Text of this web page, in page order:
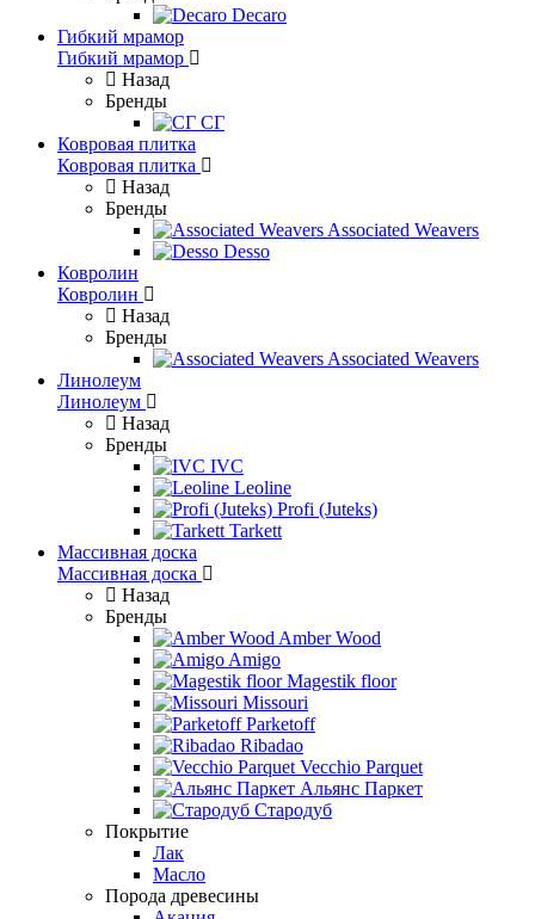
Decaro
Гибкий мрамор
Гибкий мрамор
Назад
Бренды
СГ
Ковровая плитка
Ковровая плитка
Назад
Бренды
Associated Weavers
Desso
Ковролин
Ковролин
Назад
Бренды
Associated Weavers
Линолеум
Линолеум
Назад
Бренды
IVC
Leoline
Profi (Juteks)
Tarkett
Массивная доска
Массивная доска
Назад
Бренды
Amber Wood
Amigo
Magestik floor
Missouri
Parketoff
Ribadao
Vecchio Parquet
Альянс Паркет
Стародуб
Покрытие
Лак
Масло
Порода древесины